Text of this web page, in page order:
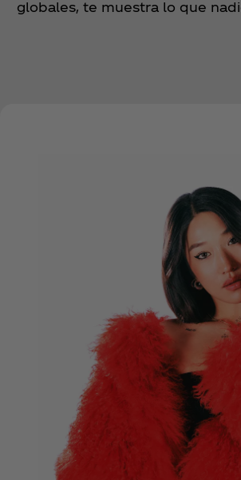
globales, te muestra lo que